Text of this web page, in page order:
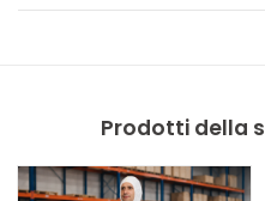
Prodotti della